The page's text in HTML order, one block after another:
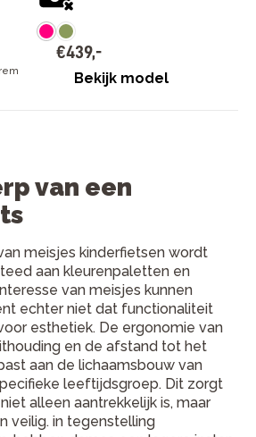
€439,-
Bekijk model
van een
meisjes kinderfietsen wordt
aan kleurenpaletten en
van meisjes kunnen
echter niet dat functionaliteit
esthetiek. De ergonomie van
en de afstand tot het
aan de lichaamsbouw van
leeftijdsgroep. Dit zorgt
alleen aantrekkelijk is, maar
veilig. in tegenstelling